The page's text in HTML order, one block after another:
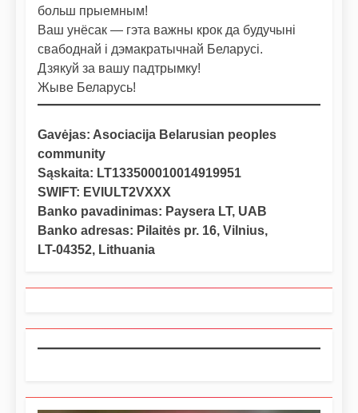
больш прыемным!
Ваш унёсак — гэта важны крок да будучыні
свабоднай і дэмакратычнай Беларусі.
Дзякуй за вашу падтрымку!
Жыве Беларусь!
Gavėjas: Asociacija Belarusian peoples
community
Sąskaita: LT133500010014919951
SWIFT: EVIULT2VXXX
Banko pavadinimas: Paysera LT, UAB
Banko adresas: Pilaitės pr. 16, Vilnius,
LT-04352, Lithuania